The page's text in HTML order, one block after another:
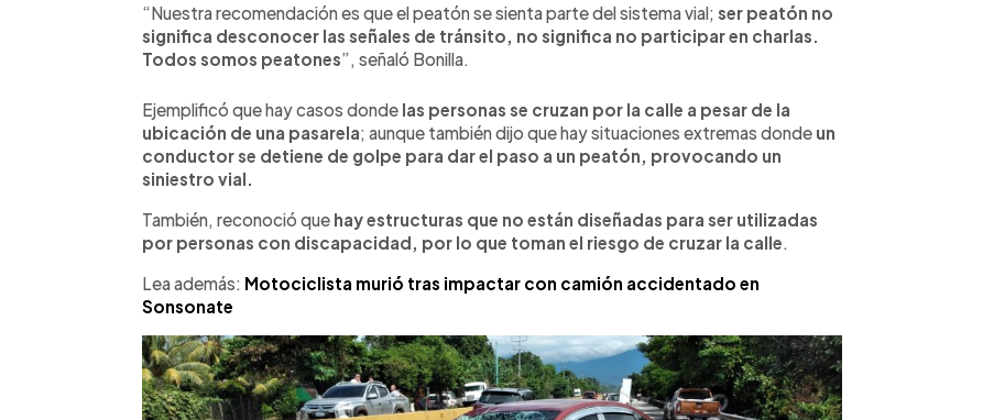
“Nuestra recomendación es que el peatón se sienta parte del sistema vial; ser peatón no
significa desconocer las señales de tránsito, no significa no participar en charlas.
Todos somos peatones”, señaló Bonilla.
Ejemplificó que hay casos donde las personas se cruzan por la calle a pesar de la
ubicación de una pasarela; aunque también dijo que hay situaciones extremas donde un
conductor se detiene de golpe para dar el paso a un peatón, provocando un
siniestro vial.
También, reconoció que hay estructuras que no están diseñadas para ser utilizadas
por personas con discapacidad, por lo que toman el riesgo de cruzar la calle
Lea además: Motociclista murió tras impactar con camión accidentado en
Sonsonate